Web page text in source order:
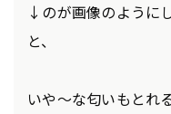
↓のが画像のように
と、
いや～な匂いもとれ